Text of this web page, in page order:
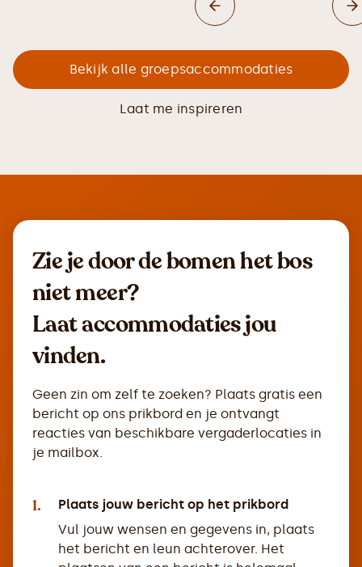
Bekijk alle groepsaccommodaties
Laat me inspireren
Zie je door de bomen het bos
niet meer?
Laat accommodaties jou
vinden.
Geen zin om zelf te zoeken? Plaats gratis een
bericht op ons prikbord en je ontvangt
reacties van beschikbare vergaderlocaties in
je mailbox.
1.
Plaats jouw bericht op het prikbord
Vul jouw wensen en gegevens in, plaats
het bericht en leun achterover. Het